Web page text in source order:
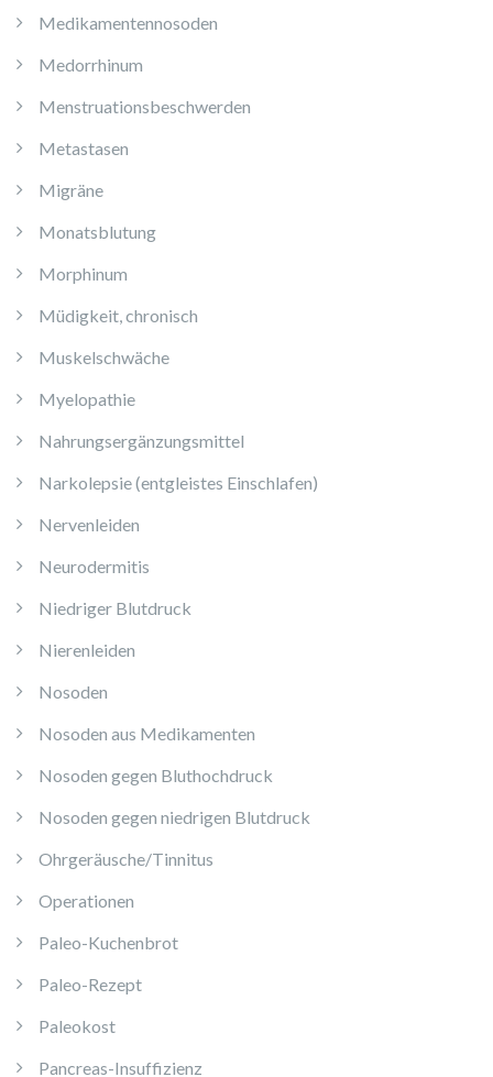
Medikamentennosoden
Medorrhinum
Menstruationsbeschwerden
Metastasen
Migräne
Monatsblutung
Morphinum
Müdigkeit, chronisch
Muskelschwäche
Myelopathie
Nahrungsergänzungsmittel
Narkolepsie (entgleistes Einschlafen)
Nervenleiden
Neurodermitis
Niedriger Blutdruck
Nierenleiden
Nosoden
Nosoden aus Medikamenten
Nosoden gegen Bluthochdruck
Nosoden gegen niedrigen Blutdruck
Ohrgeräusche/Tinnitus
Operationen
Paleo-Kuchenbrot
Paleo-Rezept
Paleokost
Pancreas-Insuffizienz